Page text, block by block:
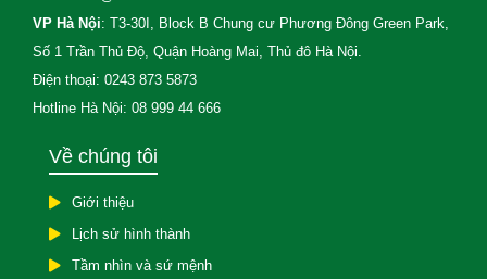
VP Hà Nội: T3-30I, Block B Chung cư Phương Đông Green Park,
Số 1 Trần Thủ Độ, Quận Hoàng Mai, Thủ đô Hà Nội.
Điện thoại: 0243 873 5873
Hotline Hà Nội: 08 999 44 666
Về chúng tôi
Giới thiệu
Lịch sử hình thành
Tầm nhìn và sứ mệnh